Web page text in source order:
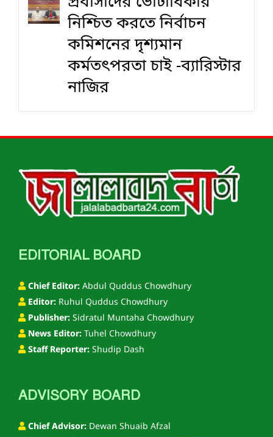
নিশ্চিত করতে নির্বাচন
কমিশনের দৃশ‍্যমান
কর্মতৎপরতা চাই -ব্যারিস্টার
নাজির
EDITORIAL BOARD
Chief Editor: Abdul Quddus Chowdhury
Editor: Ruhul Quddus Chowdhury
Publisher: Sidratul Muntaha Chowdhury
News Editor: Tuhel Chowdhury
Staff Reporter: Shudip Dash
ADVISORY BOARD
Chief Advisor: Dewan Shuaib Afzal